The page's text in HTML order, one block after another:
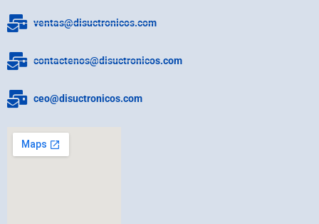
ventas@disuctronicos.com
contactenos@disuctronicos.com
ceo@disuctronicos.com